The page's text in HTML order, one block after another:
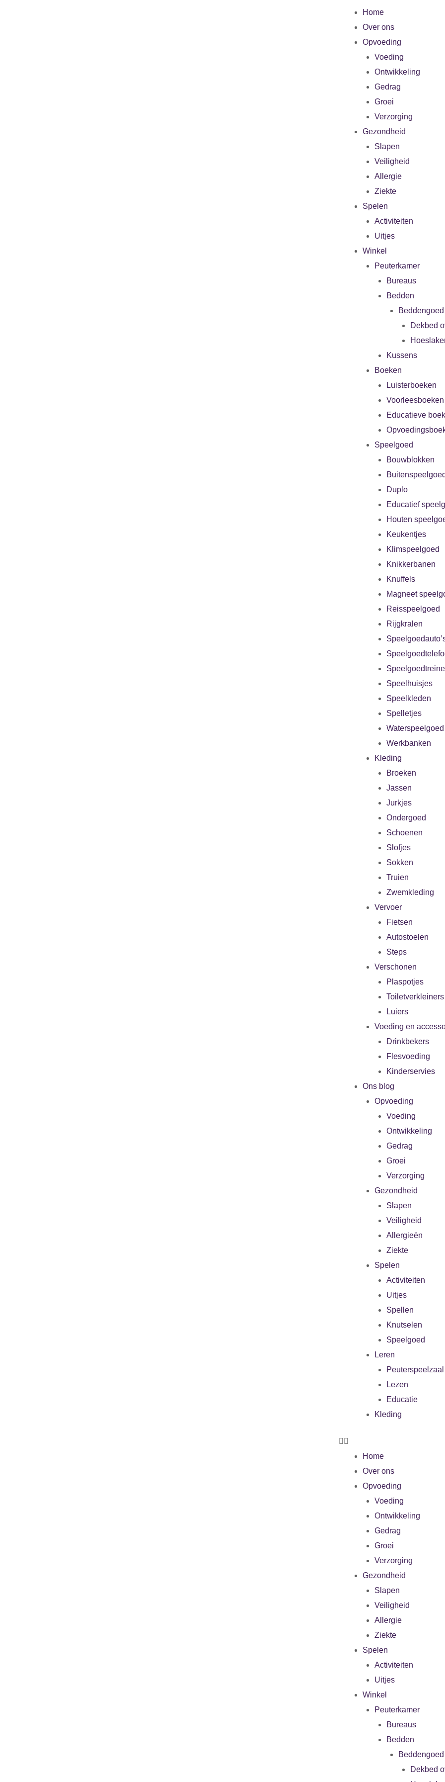
Home
Over ons
Opvoeding
Voeding
Ontwikkeling
Gedrag
Groei
Verzorging
Gezondheid
Slapen
Veiligheid
Allergie
Ziekte
Spelen
Activiteiten
Uitjes
Winkel
Peuterkamer
Bureaus
Bedden
Beddengoed
Dekbed
Kussens
Boeken
Luisterboeken
Voorleesboeken
Educatieve
Speelgoed
Bouwblokken
Duplo
Educatief
Houten
Keukentjes
Klimspeelgoed
Knikkerbanen
Knuffels
Magneet
Reisspeelgoed
Rijgkralen
Speelhuisjes
Speelkleden
Spelletjes
Waterspeelgoed
Werkbanken
Kleding
Broeken
Jassen
Jurkjes
Ondergoed
Schoenen
Slofjes
Sokken
Truien
Zwemkleding
Vervoer
Fietsen
Autostoelen
Steps
Verschonen
Plaspotjes
Toiletverkleiners
Luiers
Voeding en
Drinkbekers
Flesvoeding
Kinderservies
Ons blog
Opvoeding
Voeding
Ontwikkeling
Gedrag
Groei
Verzorging
Gezondheid
Slapen
Veiligheid
Allergieën
Ziekte
Spelen
Activiteiten
Uitjes
Spellen
Knutselen
Speelgoed
Leren
Peuterspeelzaal
Lezen
Educatie
Kleding
Home
Over ons
Opvoeding
Voeding
Ontwikkeling
Gedrag
Groei
Verzorging
Gezondheid
Slapen
Veiligheid
Allergie
Ziekte
Spelen
Activiteiten
Uitjes
Winkel
Peuterkamer
Bureaus
Bedden
Beddengoed
Dekbed